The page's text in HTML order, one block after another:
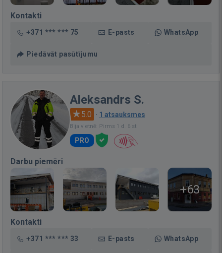
Kontakti
+371 *** *** 75 E-pasts WhatsApp
Piedāvāt pasūtījumu
Aleksandrs S.
5.0 · 1 atsauksmes
Bija vietnē: Pirms 1 d. 6 st.
PRO
Darbu piemēri
+63
Kontakti
+371 *** *** 33 E-pasts WhatsApp